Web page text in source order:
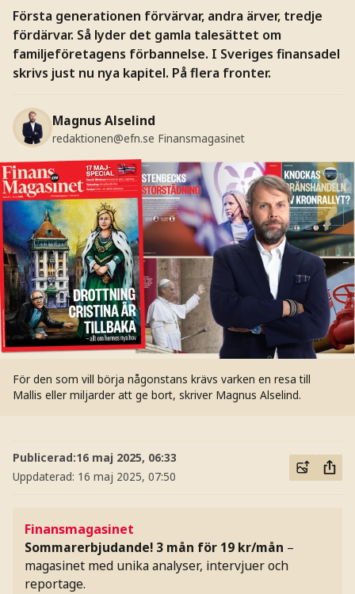
Första generationen förvärvar, andra ärver, tredje
fördärvar. Så lyder det gamla talesättet om
familjeföretagens förbannelse. I Sveriges finansadel
skrivs just nu nya kapitel. På flera fronter.
Magnus Alselind
redaktionen@efn.se Finansmagasinet
För den som vill börja någonstans krävs varken en resa till
Mallis eller miljarder att ge bort, skriver Magnus Alselind.
Publicerad:16 maj 2025, 06:33
Uppdaterad: 16 maj 2025, 07:50
Finansmagasinet
Sommarerbjudande! 3 mån för 19 kr/mån –
magasinet med unika analyser, intervjuer och
reportage.